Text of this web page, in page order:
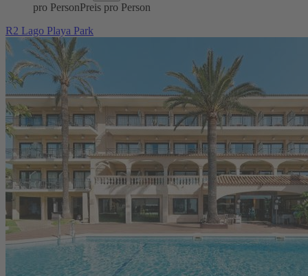
pro PersonPreis pro Person
R2 Lago Playa Park